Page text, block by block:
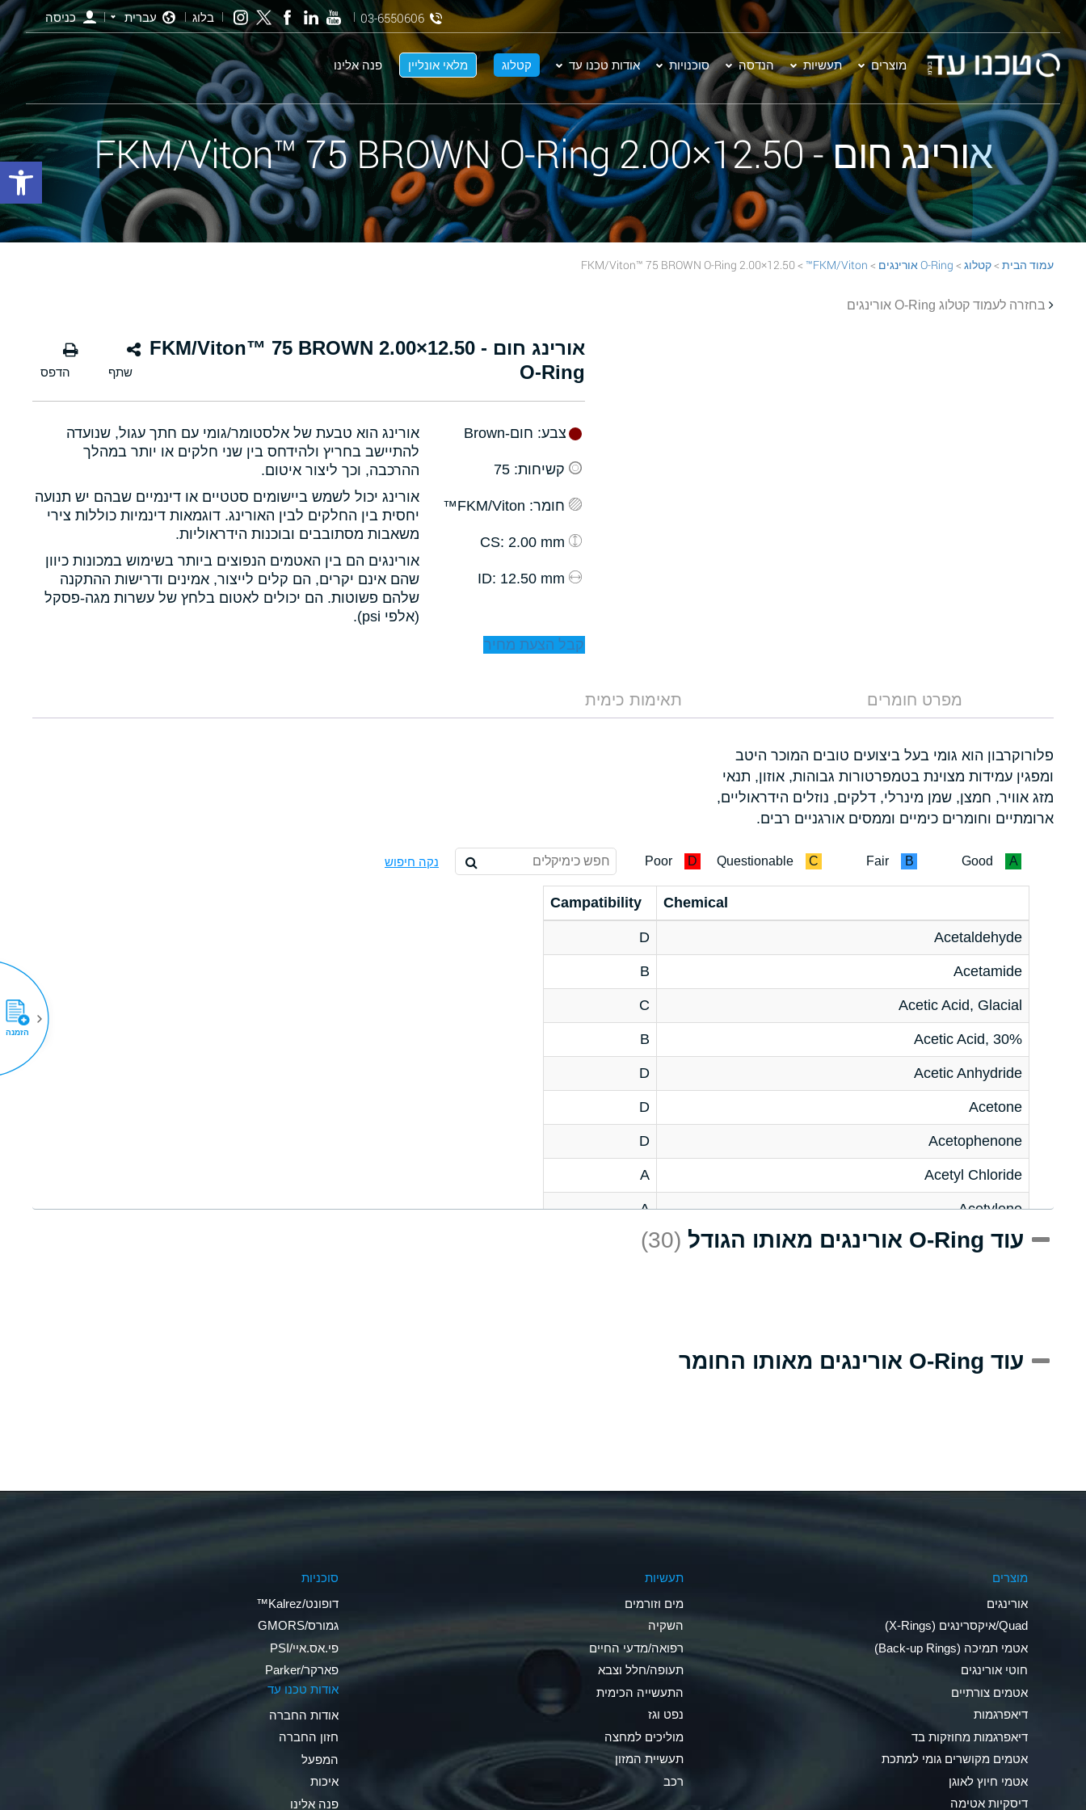
מוצרים תעשיות הנדסה סוכנויות אודות טכנו עד קטלוג מלאי אונליין פנה אלינו
03-6550606 בלוג עברית כניסה
אורינג חום - 12.50×2.00 FKM/Viton™ 75 BROWN O-Ring
עמוד הבית >קטלוג > O-Ring אורינגים >
FKM/Viton™
> 12.50×2.00 FKM/Viton™ 75 BROWN O-Ring
בחזרה לעמוד קטלוג O-Ring אורינגים
אורינג חום - 12.50×2.00 FKM/Viton™ 75 BROWN
O-Ring
אורינג הוא טבעת של אלסטומר/גומי עם חתך עגול, שנועדה
להתיישב בחריץ ולהידחס בין שני חלקים או יותר במהלך
ההרכבה, וכך ליצור איטום.
אורינג יכול לשמש ביישומים סטטיים או דינמיים שבהם יש תנועה
יחסית בין החלקים לבין האורינג. דוגמאות דינמיות כוללות צירי
משאבות מסתובבים ובוכנות הידראוליות.
אורינגים הם בין האטמים הנפוצים ביותר בשימוש במכונות כיוון
שהם אינם יקרים, הם קלים לייצור, אמינים ודרישות ההתקנה
שלהם פשוטות. הם יכולים לאטום בלחץ של עשרות מגה-פסקל
(אלפי psi).
צבע: חום-Brown
קשיחות: 75
חומר: FKM/Viton™
: 2.00 mm
: 12.50 mm
קבל הצעת מחיר
מפרט חומרים תאימות כימית
פלורוקרבון הוא גומי בעל ביצועים טובים המוכר היטב
ומפגין עמידות מצוינת בטמפרטורות גבוהות, אוזון, תנאי
מזג אוויר, חמצן, שמן מינרלי, דלקים, נוזלים הידראוליים,
ארומתיים וחומרים כימיים וממסים אורגניים רבים.
A
Good
B
Fair
C
Questionable
D
Poor נקה חיפוש
Chemical
Campatibility
Acetaldehyde
D
Acetamide
B
Acetic Acid, Glacial
C
Acetic Acid, 30%
B
Acetic Anhydride
D
Acetone
D
Acetophenone
D
Acetyl Chloride
A
Acetylene
A
Acrlylonitrile
C
Aluminum Acetate (Aqueous)
Ammonia Anhydrous
D
Ammonia Gas (hot)
D
Ammonium Carbonate (Aqueous)
Ammonium Chloride (Aqueous)
A
Ammonium Hydroxide (conc.)
B
Ammonium Nitrate (Aqueous)
עוד O-Ring אורינגים מאותו הגודל (30)
עוד O-Ring אורינגים מאותו החומר
מוצרים
אורינגים
Quad/איקסרינגים (X-Rings)
אטמי תמיכה (Back-up Rings)
חוטי אורינגים
אטמים צורתיים
דיאפרגמות
דיאפרגמות מחוזקות בד
אטמים מקושרים גומי למתכת
אטמי חיוץ לאוגן
דיסקיות אטימה
תעשיות
מים וזורמים
השקיה
רפואה/מדעי החיים
תעופה/חלל וצבא
התעשייה הכימית
נפט וגז
מוליכים למחצה
תעשיית המזון
רכב
סוכניות
דופונט/Kalrez™
גמורס/GMORS
פי.אס.איי/PSI
פארקר/Parker
אודות טכנו עד
אודות החברה
חזון החברה
המפעל
איכות
פנה אלינו
הזמנה
פתח